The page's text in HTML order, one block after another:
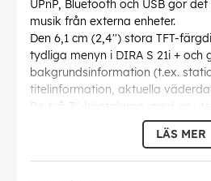
UPnP, Bluetooth och USB gör
musik från externa enheter.
Den 6,1 cm (2,4'') stora TFT-
tydliga menyn i DIRA S 21i + och
bakgrundsinformation (t.ex.
titelinformation, aktuella
De två 3''-högtalarna, med en
ger ett fullt stereoljud som kan
lyssningspreferenser tack vare
USB-inspelningsfunktion,
LÄS MER